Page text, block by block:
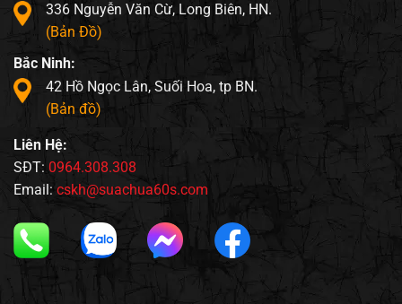
336 Nguyễn Văn Cừ, Long Biên, HN.
(Bản Đồ)
Bắc Ninh:
42 Hồ Ngọc Lân, Suối Hoa, tp BN.
(Bản đồ)
Liên Hệ:
SĐT: 0964.308.308
Email: cskh@suachua60s.com